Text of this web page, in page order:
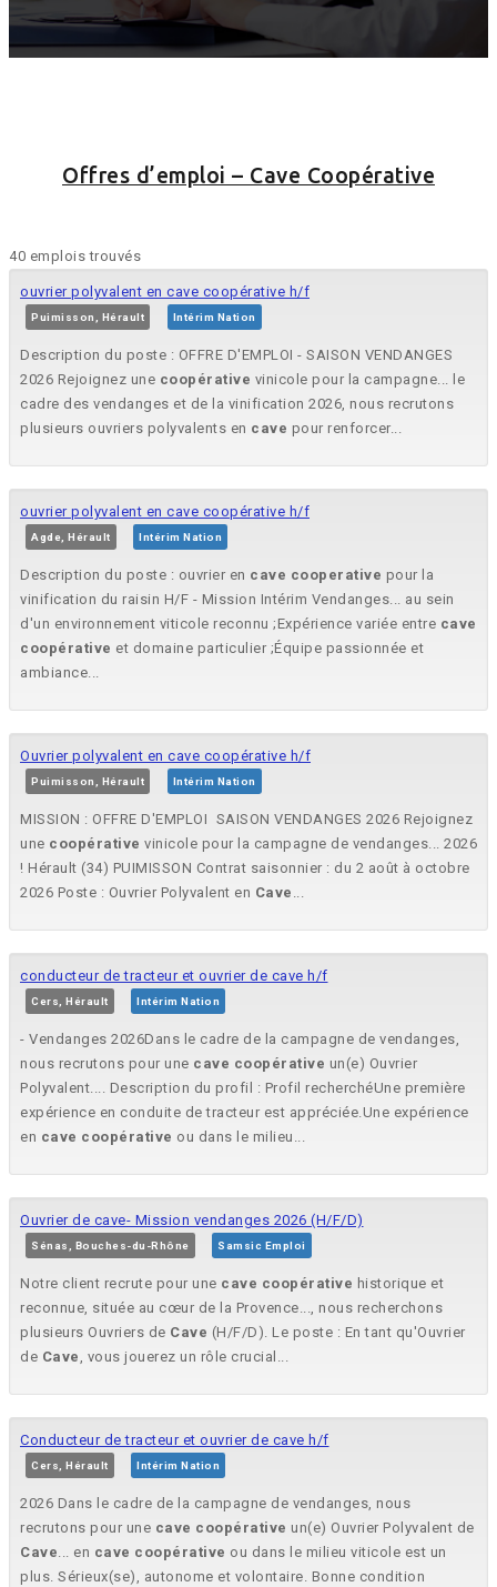
Offres d’emploi – Cave Coopérative
40 emplois trouvés
ouvrier polyvalent en cave coopérative h/f
Puimisson, Hérault Intérim Nation
Description du poste : OFFRE D'EMPLOI - SAISON VENDANGES
2026 Rejoignez une coopérative vinicole pour la campagne... le
cadre des vendanges et de la vinification 2026, nous recrutons
plusieurs ouvriers polyvalents en cave pour renforcer...
ouvrier polyvalent en cave coopérative h/f
Agde, Hérault Intérim Nation
Description du poste : ouvrier en cave cooperative pour la
vinification du raisin H/F - Mission Intérim Vendanges... au sein
d'un environnement viticole reconnu ;Expérience variée entre cave
coopérative et domaine particulier ;Équipe passionnée et
ambiance...
Ouvrier polyvalent en cave coopérative h/f
Puimisson, Hérault Intérim Nation
MISSION : OFFRE D'EMPLOI  SAISON VENDANGES 2026 Rejoignez
une coopérative vinicole pour la campagne de vendanges... 2026
! Hérault (34) PUIMISSON Contrat saisonnier : du 2 août à octobre
2026 Poste : Ouvrier Polyvalent en Cave ...
conducteur de tracteur et ouvrier de cave h/f
Cers, Hérault Intérim Nation
- Vendanges 2026Dans le cadre de la campagne de vendanges,
nous recrutons pour une cave coopérative un(e) Ouvrier
Polyvalent.... Description du profil : Profil recherchéUne première
expérience en conduite de tracteur est appréciée.Une expérience
en cave coopérative ou dans le milieu...
Ouvrier de cave- Mission vendanges 2026 (H/F/D)
Sénas, Bouches-du-Rhône Samsic Emploi
Notre client recrute pour une cave coopérative historique et
reconnue, située au cœur de la Provence..., nous recherchons
plusieurs Ouvriers de Cave (H/F/D). Le poste : En tant qu'Ouvrier
de Cave, vous jouerez un rôle crucial...
Conducteur de tracteur et ouvrier de cave h/f
Cers, Hérault Intérim Nation
2026 Dans le cadre de la campagne de vendanges, nous
recrutons pour une cave coopérative un(e) Ouvrier Polyvalent de
Cave... en cave coopérative ou dans le milieu viticole est un
plus. Sérieux(se), autonome et volontaire. Bonne condition